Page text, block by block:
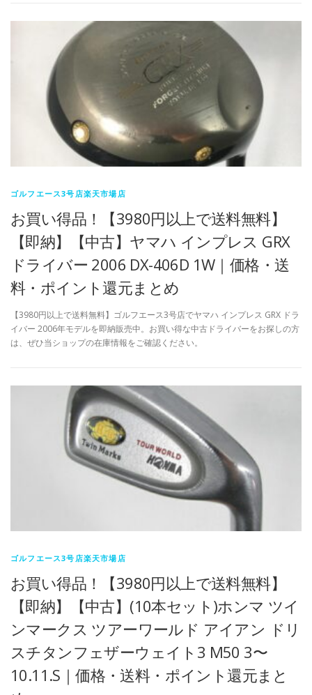
ゴルフエース3号店楽天市場店
お買い得品！【3980円以上で送料無料】
【即納】【中古】ヤマハ インプレス GRX
ドライバー 2006 DX-406D 1W｜価格・送
料・ポイント還元まとめ
【3980円以上で送料無料】ゴルフエース3号店でヤマハ インプレス GRX ドラ
イバー 2006年モデルを即納販売中。お買い得な中古ドライバーをお探しの方
は、ぜひ当ショップの在庫情報をご確認ください。
ゴルフエース3号店楽天市場店
お買い得品！【3980円以上で送料無料】
【即納】【中古】(10本セット)ホンマ ツイ
ンマークス ツアーワールド アイアン ドリ
スチタンフェザーウェイト3 M50 3〜
10.11.S｜価格・送料・ポイント還元まと